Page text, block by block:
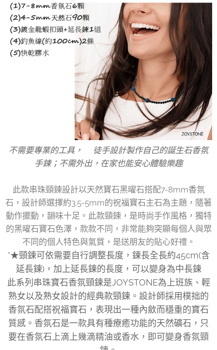
不需要專業的工具，🖐徒手設計製作自己的誕生石香氛
手鍊；不需外出，在家也能安心體驗樂趣
此款串珠頸鍊設計以天然寶石黑曜石搭配7-8mm香氛
石，設計師選擇約3.5-5mm的祝福寶石主石為主題，隨著
動作擺動，韻味十足。此款頸鍊，是時尚手作風格，獨特
的黑曜石寶石色澤，款款不同，非常能夠突顯每個人與眾
不同的個人特色與氣質，是送朋友的貼心好禮。
°★頸鍊可依需要自行調整長度，鍊長全長約45cm(含
延長鍊)，加上延長鍊的長度，可以變身為中長鍊
此系列串珠寶石香氛頸鍊是JOYSTONE為上班族、輕
熟女以及熟女設計的經典款頸鍊。設計師採用樸拙的
香氛石配搭祝福寶石，表現出一種內斂而穩重的寶石
質感。香氛石是一款具有種療癒功能的天然礦石，只
要在香氛石上滴上幾滴精油或香水，即可變身香氛頸